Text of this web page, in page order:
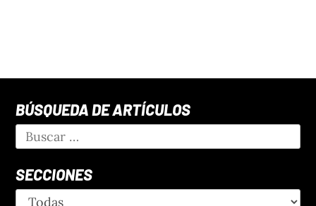
BÚSQUEDA DE ARTÍCULOS
SECCIONES